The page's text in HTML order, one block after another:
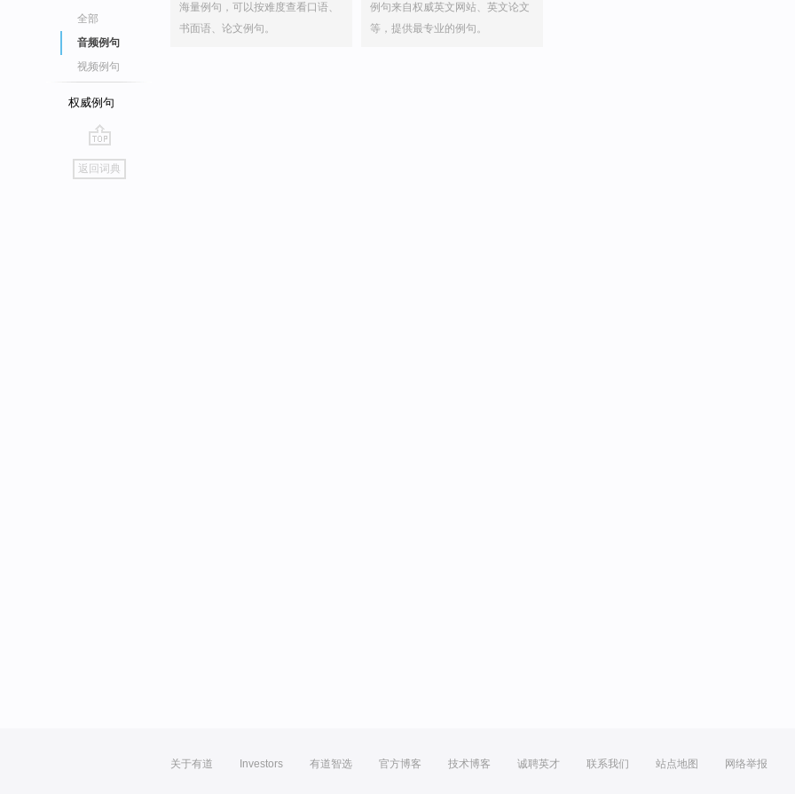
全部
音频例句
视频例句
权威例句
go
top
返回词典
海量例句，可以按难度查看口语、
书面语、论文例句。
例句来自权威英文网站、英文论文
等，提供最专业的例句。
关于有道 Investors 有道智选 官方博客 技术博客 诚聘英才 联系我们 站点地图 网络举报